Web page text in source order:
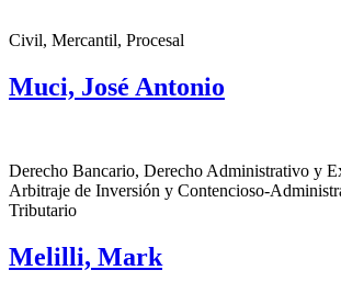
Civil, Mercantil, Procesal
Muci, José Antonio
Derecho Bancario, Derecho Administrativo y
Arbitraje de Inversión y Contencioso-
Tributario
Melilli, Mark